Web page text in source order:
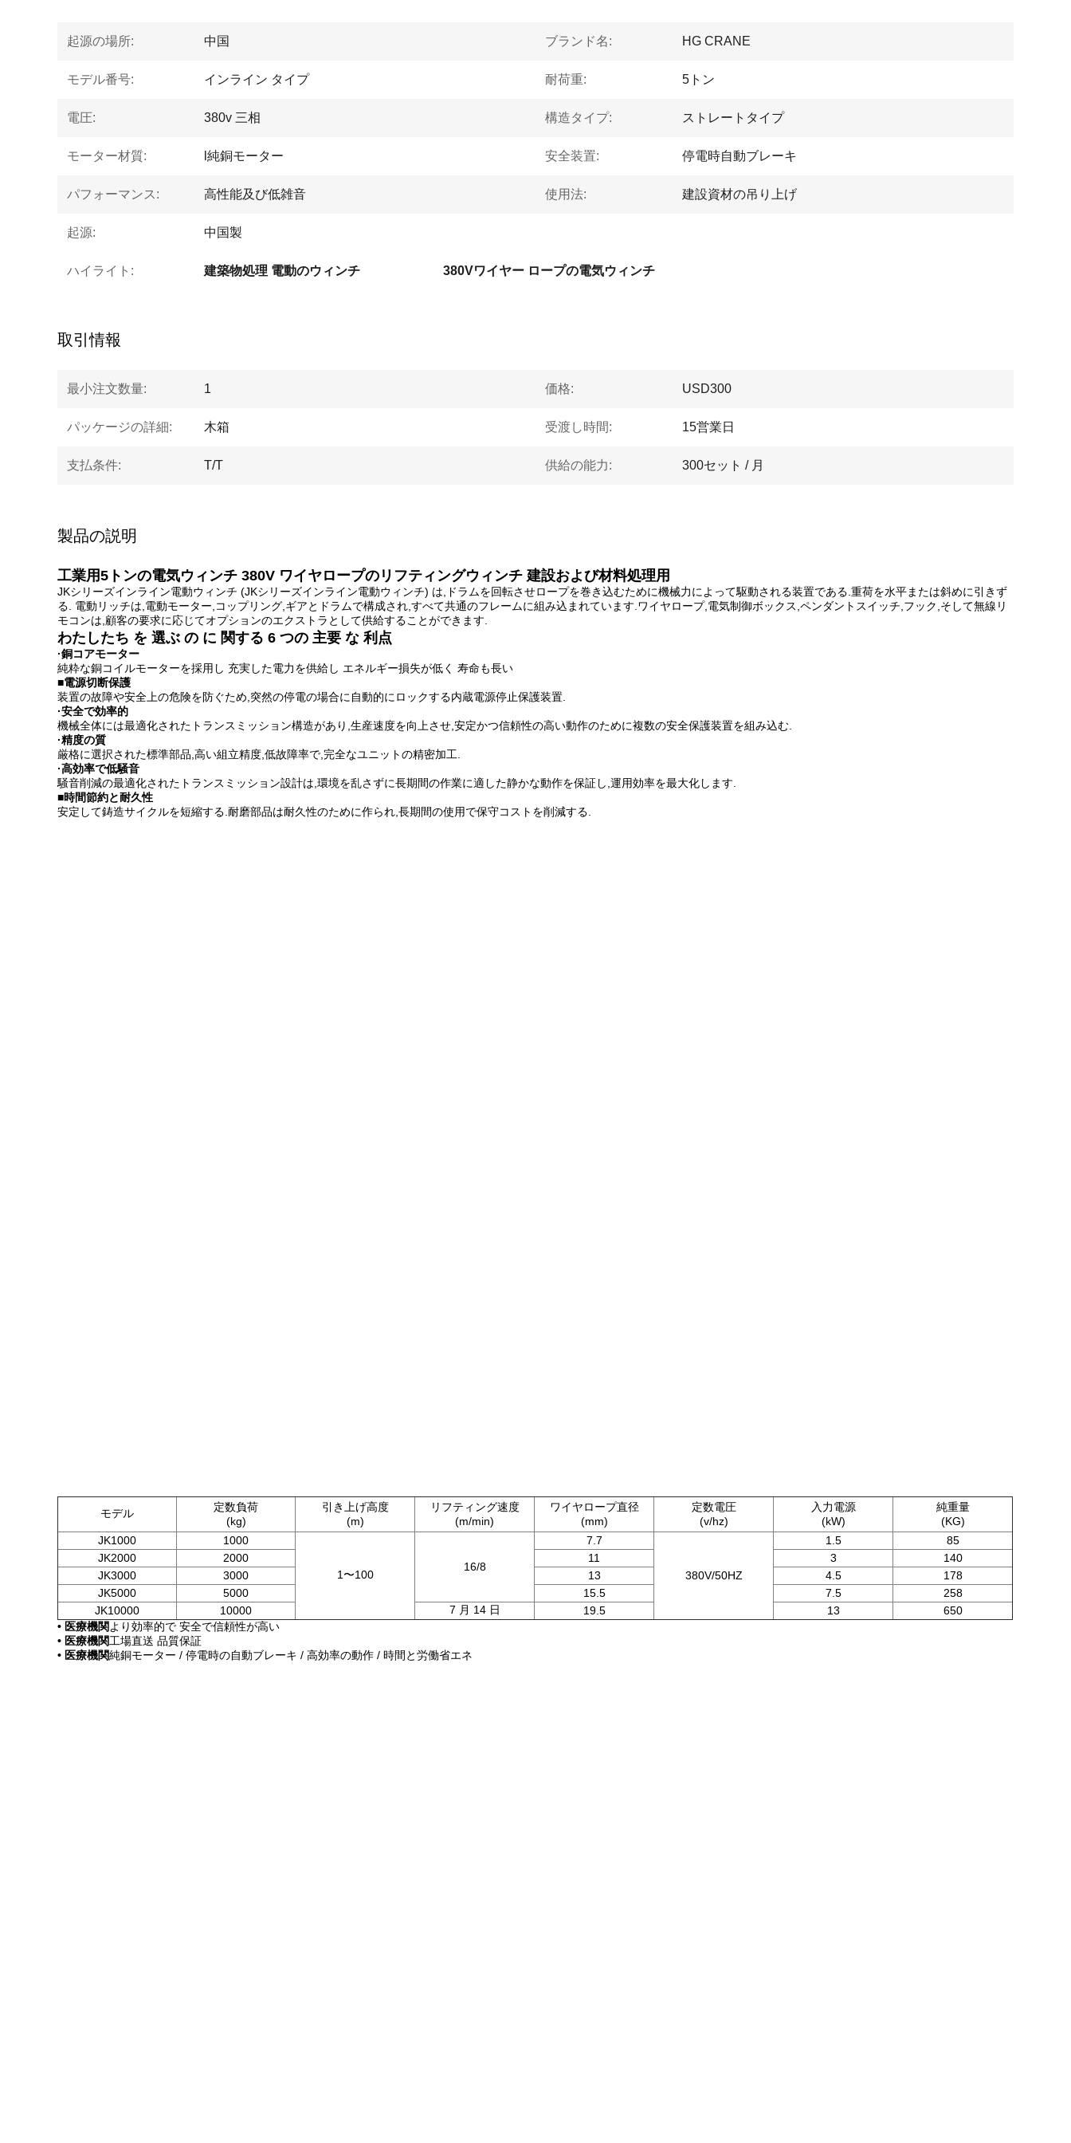
起源の場所: 中国 ブランド名: HG CRANE
モデル番号: インライン タイプ 耐荷重: 5トン
電圧: 380v 三相 構造タイプ: ストレートタイプ
モーター材質: l純銅モーター 安全装置: 停電時自動ブレーキ
パフォーマンス: 高性能及び低雑音 使用法: 建設資材の吊り上げ
起源: 中国製
ハイライト: 建築物処理 電動のウィンチ 380Vワイヤー ロープの電気ウィンチ
取引情報
最小注文数量: 1 価格: USD300
パッケージの詳細: 木箱 受渡し時間: 15営業日
支払条件: T/T 供給の能力: 300セット / 月
製品の説明
工業用5トンの電気ウィンチ 380V ワイヤロープのリフティングウィンチ 建設および材料処理用
JKシリーズインライン電動ウィンチ (JKシリーズインライン電動ウィンチ) は,ドラムを回転させロープを巻き込むために機械力によって駆動される装置である.重荷を水平または斜めに引きず
る. 電動リッチは,電動モーター,コップリング,ギアとドラムで構成され,すべて共通のフレームに組み込まれています.ワイヤロープ,電気制御ボックス,ペンダントスイッチ,フック,そして無線リ
モコンは,顧客の要求に応じてオプションのエクストラとして供給することができます.
わたしたち を 選ぶ の に 関する 6 つの 主要 な 利点
·銅コアモーター
純粋な銅コイルモーターを採用し 充実した電力を供給し エネルギー損失が低く 寿命も長い
■電源切断保護
装置の故障や安全上の危険を防ぐため,突然の停電の場合に自動的にロックする内蔵電源停止保護装置.
·安全で効率的
機械全体には最適化されたトランスミッション構造があり,生産速度を向上させ,安定かつ信頼性の高い動作のために複数の安全保護装置を組み込む.
·精度の質
厳格に選択された標準部品,高い組立精度,低故障率で,完全なユニットの精密加工.
·高効率で低騒音
騒音削減の最適化されたトランスミッション設計は,環境を乱さずに長期間の作業に適した静かな動作を保証し,運用効率を最大化します.
■時間節約と耐久性
安定して鋳造サイクルを短縮する.耐磨部品は耐久性のために作られ,長期間の使用で保守コストを削減する.
モデル
定数負荷
(kg)
引き上げ高度
(m)
リフティング速度
(m/min)
ワイヤロープ直径
(mm)
定数電圧
(v/hz)
入力電源
(kW)
純重量
(KG)
JK1000
1000
1〜100
16/8
7.7
380V/50HZ
1.5
85
JK2000
2000 11 3
140
JK3000
3000 13 4.5
178
JK5000
5000 15.5 7.5
258
JK10000
10000 7 月 14 日 19.5 13
650
• 医療機関より効率的で 安全で信頼性が高い
• 医療機関工場直送 品質保証
• 医療機関純銅モーター / 停電時の自動ブレーキ / 高効率の動作 / 時間と労働省エネ